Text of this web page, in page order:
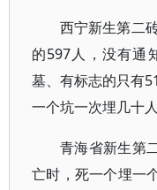
西宁新生第二
的597人，没有通
墓、有标志的只有
一个坑一次埋几十
青海省新生第
亡时，死一个埋一